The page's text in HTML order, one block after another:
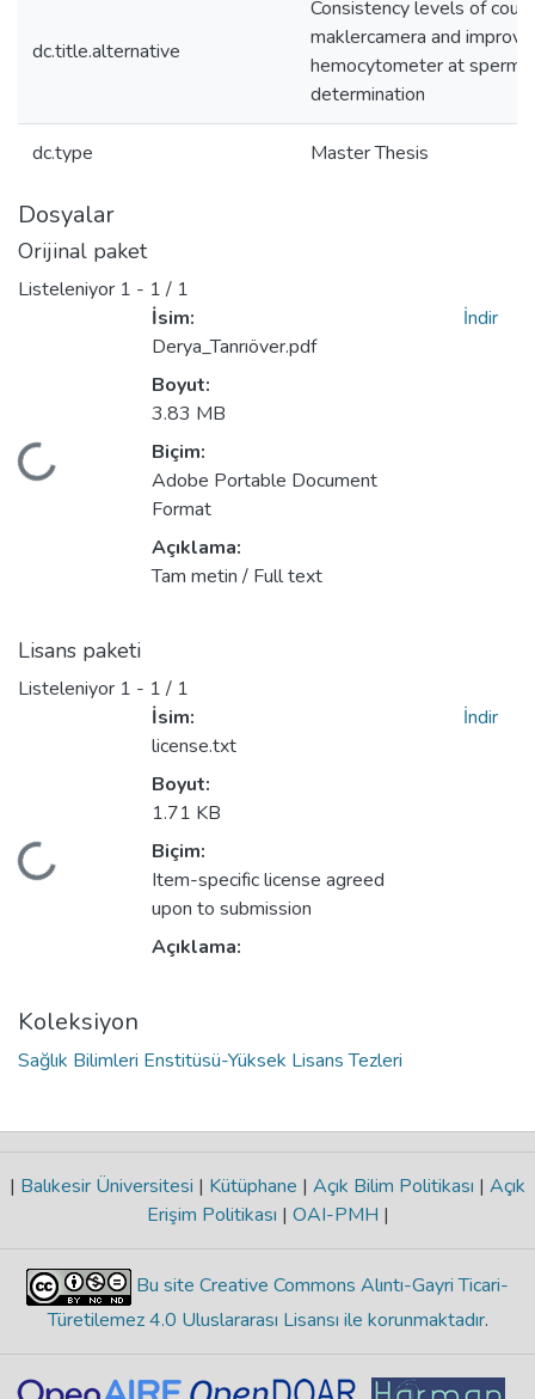
dc.title.alternative
Consistency levels of
maklercamera and
hemocytometer at
determination
dc.type Master Thesis
Dosyalar
Orijinal paket
Listeleniyor 1 - 1 / 1
İsim:
Derya_Tanrıöver.pdf
Boyut:
3.83 MB
Biçim:
Adobe Portable Document
Format
Açıklama:
Tam metin / Full text
İndir
Lisans paketi
Listeleniyor 1 - 1 / 1
İsim:
license.txt
Boyut:
1.71 KB
Biçim:
Item-specific license agreed
upon to submission
Açıklama:
İndir
Koleksiyon
Sağlık Bilimleri Enstitüsü-Yüksek Lisans Tezleri
| Balıkesir Üniversitesi | Kütüphane | Açık Bilim Politikası | Açık
Erişim Politikası | OAI-PMH |
Bu site Creative Commons Alıntı-Gayri Ticari-
Türetilemez 4.0 Uluslararası Lisansı ile korunmaktadır.